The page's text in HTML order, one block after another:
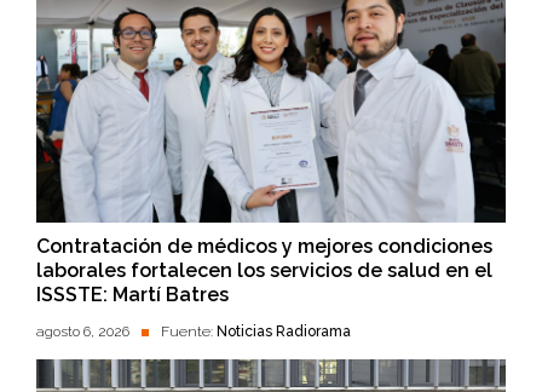
Contratación de médicos y mejores condiciones
laborales fortalecen los servicios de salud en el
ISSSTE: Martí Batres
agosto 6, 2026 Fuente: Noticias Radiorama